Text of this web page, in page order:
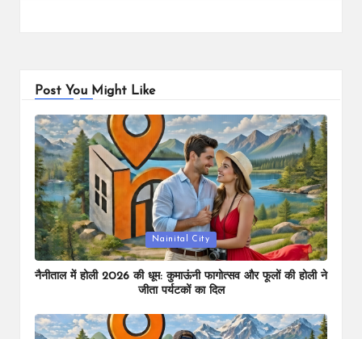
Post You Might Like
Posted
in
Nainital City
नैनीताल में होली 2026 की धूम: कुमाऊंनी फागोत्सव और फूलों की होली ने
जीता पर्यटकों का दिल